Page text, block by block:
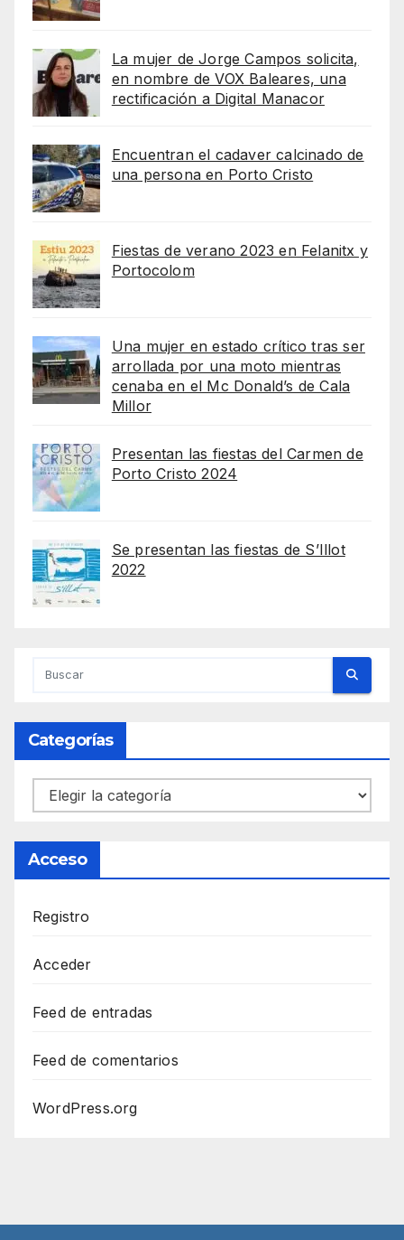
La mujer de Jorge Campos solicita,
en nombre de VOX Baleares, una
rectificación a Digital Manacor
Encuentran el cadaver calcinado de
una persona en Porto Cristo
Fiestas de verano 2023 en Felanitx y
Portocolom
Una mujer en estado crítico tras ser
arrollada por una moto mientras
cenaba en el Mc Donald’s de Cala
Millor
Presentan las fiestas del Carmen de
Porto Cristo 2024
Se presentan las fiestas de S’Illot
2022
Categorías
Categorías
Acceso
Registro
Acceder
Feed de entradas
Feed de comentarios
WordPress.org